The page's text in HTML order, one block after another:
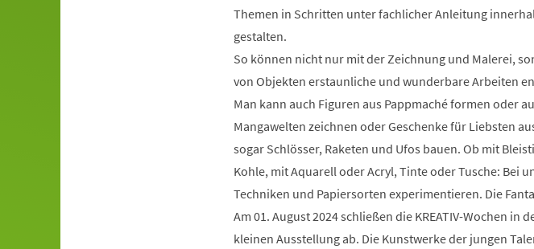
Themen in Schritten unter fachlicher Anleitung
gestalten.
So können nicht nur mit der Zeichnung und Malerei,
von Objekten erstaunliche und wunderbare Arbeiten
Man kann auch Figuren aus Pappmaché formen oder
Mangawelten zeichnen oder Geschenke für Liebsten
sogar Schlösser, Raketen und Ufos bauen. Ob mit
Kohle, mit Aquarell oder Acryl, Tinte oder Tusche: Bei
Techniken und Papiersorten experimentieren. Die
Am 01. August 2024 schließen die KREATIV-Wochen in
kleinen Ausstellung ab. Die Kunstwerke der jungen